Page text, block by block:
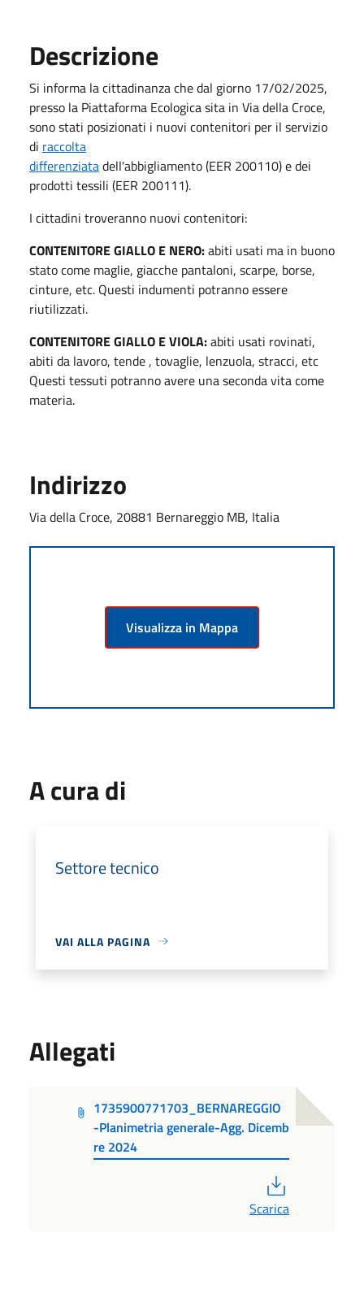
Descrizione
Si informa la cittadinanza che dal giorno 17/02/2025,
presso la Piattaforma Ecologica sita in Via della Croce,
sono stati posizionati i nuovi contenitori per il servizio
di raccolta
differenziatadell'abbigliamento (EER 200110) e dei
prodotti tessili (EER 200111).
I cittadini troveranno nuovi contenitori:
CONTENITORE GIALLO E NERO:abiti usati ma in buono
stato come maglie, giacche pantaloni, scarpe, borse,
cinture, etc. Questi indumenti potranno essere
riutilizzati.
CONTENITORE GIALLO E VIOLA:abiti usati rovinati,
abiti da lavoro, tende , tovaglie, lenzuola, stracci, etc
Questi tessuti potranno avere una seconda vita come
materia.
Indirizzo
Via della Croce, 20881 Bernareggio MB, Italia
Visualizza in Mappa
A cura di
Settore tecnico
VAI ALLA PAGINA
Allegati
1735900771703_BERNAREGGIO
-Planimetria generale-Agg. Dicemb
re 2024
Scarica